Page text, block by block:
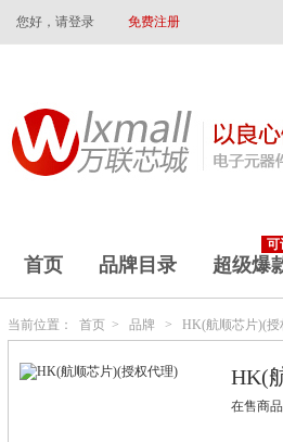
您好，请登录 免费注册
首页 品牌目录
可
超级爆
当前位置： 首页 > 品牌 > HK(航顺芯片)(授
HK(
在售商